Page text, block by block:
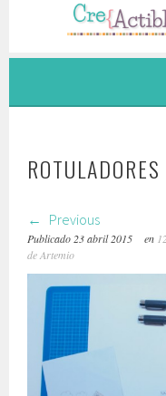
contenido.
Previous
Publicado 23 abril 2015 en
de Artemio